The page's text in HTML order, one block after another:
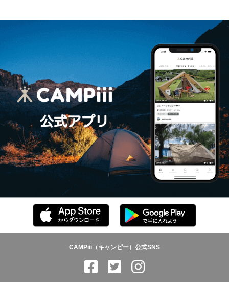
CAMPiii（キャンピー）公式SNS